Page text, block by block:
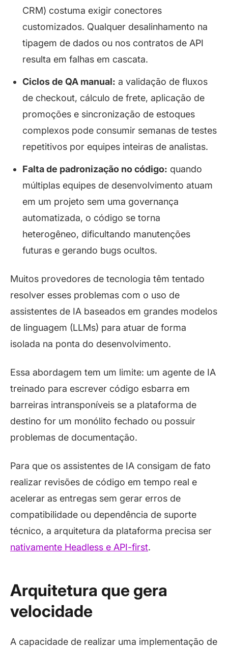
CRM) costuma exigir conectores
customizados. Qualquer desalinhamento na
tipagem de dados ou nos contratos de API
resulta em falhas em cascata.
Ciclos de QA manual: a validação de fluxos
de checkout, cálculo de frete, aplicação de
promoções e sincronização de estoques
complexos pode consumir semanas de testes
repetitivos por equipes inteiras de analistas.
Falta de padronização no código: quando
múltiplas equipes de desenvolvimento atuam
em um projeto sem uma governança
automatizada, o código se torna
heterogêneo, dificultando manutenções
futuras e gerando bugs ocultos.
Muitos provedores de tecnologia têm tentado
resolver esses problemas com o uso de
assistentes de IA baseados em grandes modelos
de linguagem (LLMs) para atuar de forma
isolada na ponta do desenvolvimento.
Essa abordagem tem um limite: um agente de IA
treinado para escrever código esbarra em
barreiras intransponíveis se a plataforma de
destino for um monólito fechado ou possuir
problemas de documentação.
Para que os assistentes de IA consigam de fato
realizar revisões de código em tempo real e
acelerar as entregas sem gerar erros de
compatibilidade ou dependência de suporte
técnico, a arquitetura da plataforma precisa ser
nativamente Headless e API-first.
Arquitetura que gera
velocidade
A capacidade de realizar uma implementação de